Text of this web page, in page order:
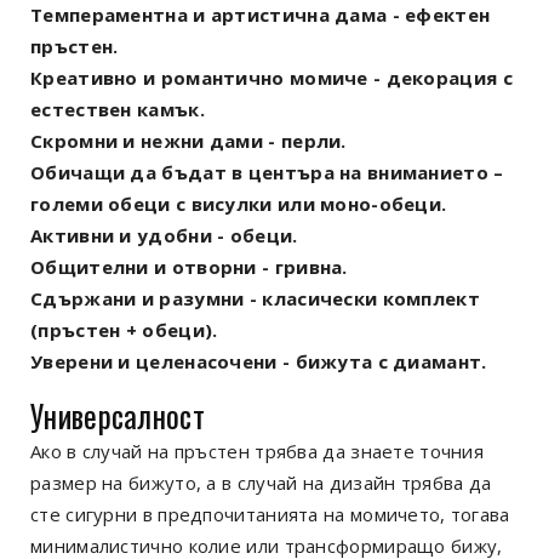
Темпераментна и артистична дама - ефектен
пръстен.
Креативно и романтично момиче - декорация с
естествен камък.
Скромни и нежни дами - перли.
Обичащи да бъдат в центъра на вниманието –
големи обеци с висулки или моно-обеци.
Активни и удобни - обеци.
Общителни и отворни - гривна.
Сдържани и разумни - класически комплект
(пръстен + обеци).
Уверени и целенасочени - бижута с диамант.
Универсалност
Ако в случай на пръстен трябва да знаете точния
размер на бижуто, а в случай на дизайн трябва да
сте сигурни в предпочитанията на момичето, тогава
минималистично колие или трансформиращо бижу,